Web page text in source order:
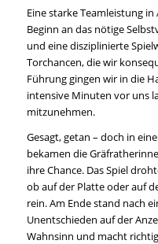
Eine starke Teamleistung
Beginn an das nötige
und eine disziplinierte
Torchancen, die wir
Führung gingen wir in die
intensive Minuten vor uns
mitzunehmen.
Gesagt, getan – doch in
bekamen die
ihre Chance. Das Spiel
ob auf der Platte oder auf
rein. Am Ende stand nach
Unentschieden auf der
Wahnsinn und macht